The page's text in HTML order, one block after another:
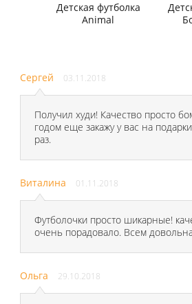
Детская футболка
Animal
Сергей 03.11.2018
Получил худи! Качество просто
годом еще закажу у вас на
раз.
Виталина 01.11.2018
Футболочки просто шикарные!
очень порадовало. Всем
Ольга 29.10.2018